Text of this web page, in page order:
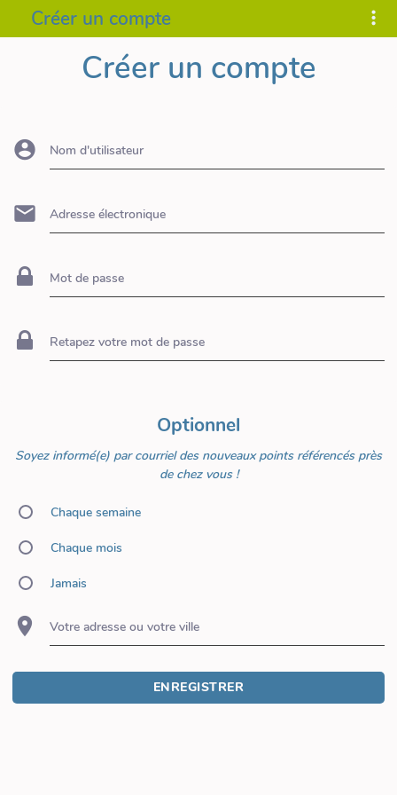
Créer un compte
Créer un compte
Nom d'utilisateur
Adresse électronique
Mot de passe
Retapez votre mot de passe
Optionnel
Soyez informé(e) par courriel des nouveaux points référencés près
de chez vous !
Chaque semaine
Chaque mois
Jamais
Votre adresse ou votre ville